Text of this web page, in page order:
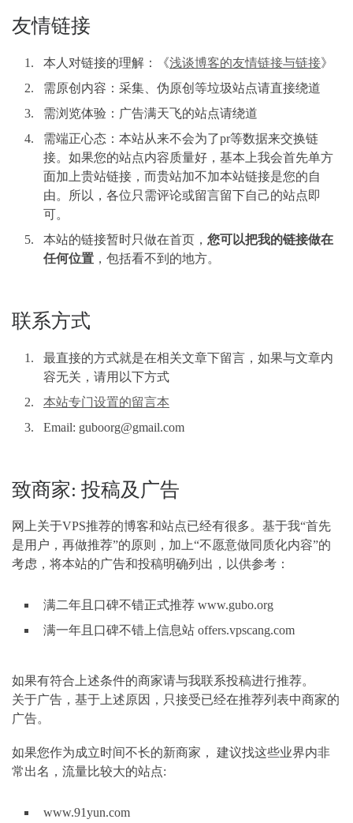
友情链接
本人对链接的理解：《浅谈博客的友情链接与链接》
需原创内容：采集、伪原创等垃圾站点请直接绕道
需浏览体验：广告满天飞的站点请绕道
需端正心态：本站从来不会为了pr等数据来交换链
接。如果您的站点内容质量好，基本上我会首先单方
面加上贵站链接，而贵站加不加本站链接是您的自
由。所以，各位只需评论或留言留下自己的站点即
可。
本站的链接暂时只做在首页， 您可以把我的链接做在
任何位置 ，包括看不到的地方。
联系方式
最直接的方式就是在相关文章下留言，如果与文章内
容无关，请用以下方式
本站专门设置的留言本
Email: guboorg@gmail.com
致商家: 投稿及广告
网上关于VPS推荐的博客和站点已经有很多。基于我“首先
是用户，再做推荐”的原则，加上“不愿意做同质化内容”的
考虑，将本站的广告和投稿明确列出，以供参考：
满二年且口碑不错正式推荐 www.gubo.org
满一年且口碑不错上信息站 offers.vpscang.com
如果有符合上述条件的商家请与我联系投稿进行推荐。
关于广告，基于上述原因，只接受已经在推荐列表中商家的
广告。
如果您作为成立时间不长的新商家， 建议找这些业界内非
常出名，流量比较大的站点:
www.91yun.com